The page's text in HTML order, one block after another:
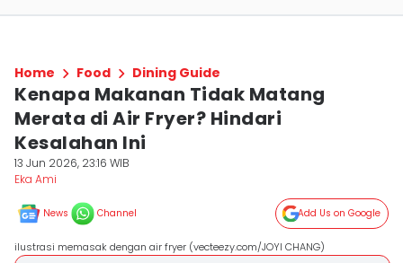
Home Food Dining Guide
Kenapa Makanan Tidak Matang
Merata di Air Fryer? Hindari
Kesalahan Ini
13 Jun 2026, 23:16 WIB
Eka Ami
News Channel Add Us on Google
ilustrasi memasak dengan air fryer (vecteezy.com/JOYI CHANG)